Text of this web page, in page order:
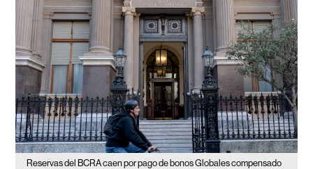
Reservas del BCRA caen por pago de bonos Globales compensado